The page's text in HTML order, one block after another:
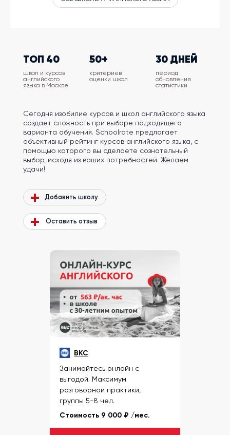
ТОП 40
школ и курсов
английского
языка в Москве
50+
критериев
оценки школ
30 ДНЕЙ
период
обновления
статистики
Сегодня изобилие курсов и школ английского языка
создает сложность при выборе подходящего
варианта обучения. Schoolrate предлагает
объективный рейтинг курсов английского языка, с
помощью которого вы сделаете сознательный
выбор, исходя из ваших потребностей. Желаем
удачи!
Добавить школу
Оставить отзыв
BKC
Занимайтесь онлайн с
выгодой. Максимум
разговорной практики,
группы 5-8 чел.
Стоимость 9 000 ₽ /мес.